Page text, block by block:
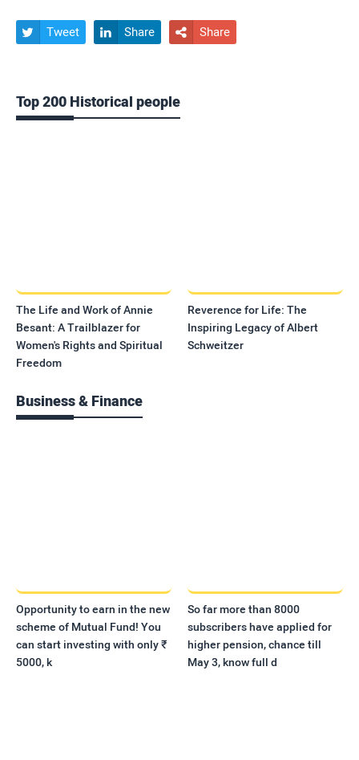
 Tweet  Share  Share
Top 200 Historical people
The Life and Work of Annie
Besant: A Trailblazer for
Women's Rights and Spiritual
Freedom
Reverence for Life: The
Inspiring Legacy of Albert
Schweitzer
Business & Finance
Opportunity to earn in the new
scheme of Mutual Fund! You
can start investing with only ₹
5000, k
So far more than 8000
subscribers have applied for
higher pension, chance till
May 3, know full d